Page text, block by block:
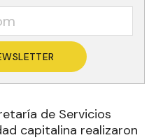
de Servicios
capitalina realizaron